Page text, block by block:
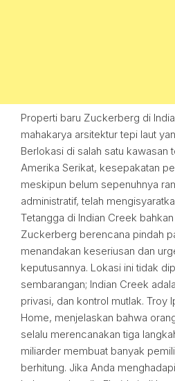
Properti baru Zuckerberg di
mahakarya arsitektur tepi laut
Berlokasi di salah satu kawasan
Amerika Serikat, kesepakatan
meskipun belum sepenuhnya
administratif, telah
Tetangga di Indian Creek
Zuckerberg berencana pindah
menandakan keseriusan dan
keputusannya. Lokasi ini tidak
sembarangan; Indian Creek
privasi, dan kontrol mutlak. Troy
Home, menjelaskan bahwa
selalu merencanakan tiga
miliarder membuat banyak
berhitung. Jika Anda